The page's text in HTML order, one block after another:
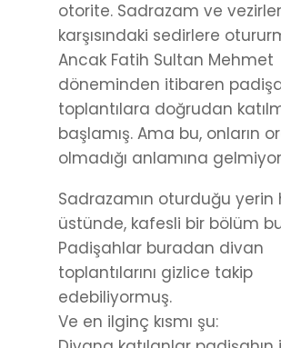
otorite. Sadrazam ve vezirler,
karşısındaki sedirlere
Ancak Fatih Sultan Mehmet
döneminden itibaren
toplantılara doğrudan
başlamış. Ama bu, onların
olmadığı anlamına
Sadrazamın oturduğu yerin
üstünde, kafesli bir bölüm
Padişahlar buradan divan
toplantılarını gizlice takip
edebiliyormuş.
Ve en ilginç kısmı şu: